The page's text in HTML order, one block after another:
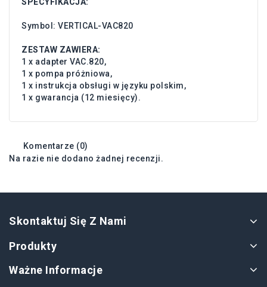
Symbol: VERTICAL-VAC820
ZESTAW ZAWIERA:
1 x adapter VAC.820,
1 x pompa próżniowa,
1 x instrukcja obsługi w języku polskim,
1 x gwarancja (12 miesięcy).
Komentarze (0)
Na razie nie dodano żadnej recenzji.
Skontaktuj Się Z Nami
Produkty
Ważne Informacje